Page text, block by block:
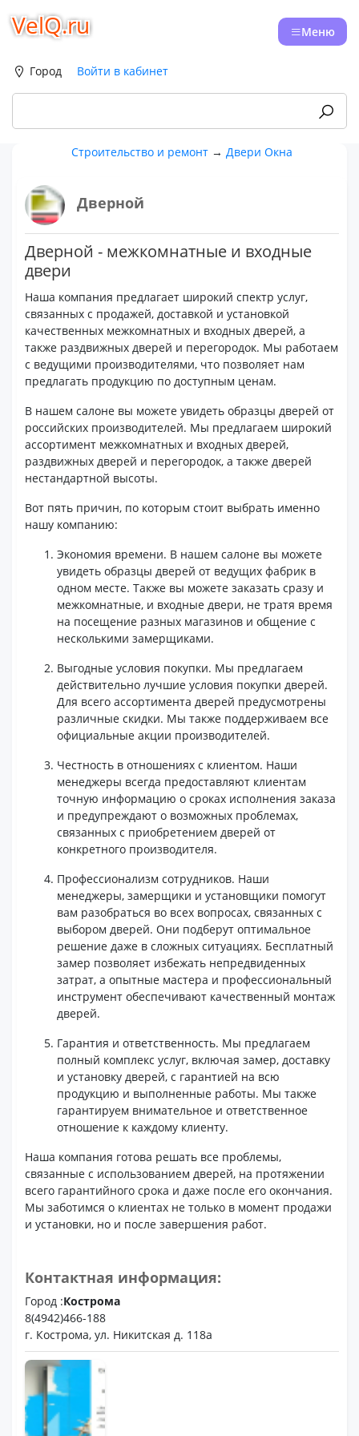
VelQ.ru Меню
Город Войти в кабинет
Строительство и ремонт →Двери Окна
Дверной
Дверной - межкомнатные и входные
двери
Наша компания предлагает широкий спектр услуг,
связанных с продажей, доставкой и установкой
качественных межкомнатных и входных дверей, а
также раздвижных дверей и перегородок. Мы работаем
с ведущими производителями, что позволяет нам
предлагать продукцию по доступным ценам.
В нашем салоне вы можете увидеть образцы дверей от
российских производителей. Мы предлагаем широкий
ассортимент межкомнатных и входных дверей,
раздвижных дверей и перегородок, а также дверей
нестандартной высоты.
Вот пять причин, по которым стоит выбрать именно
нашу компанию:
Экономия времени. В нашем салоне вы можете
увидеть образцы дверей от ведущих фабрик в
одном месте. Также вы можете заказать сразу и
межкомнатные, и входные двери, не тратя время
на посещение разных магазинов и общение с
несколькими замерщиками.
Выгодные условия покупки. Мы предлагаем
действительно лучшие условия покупки дверей.
Для всего ассортимента дверей предусмотрены
различные скидки. Мы также поддерживаем все
официальные акции производителей.
Честность в отношениях с клиентом. Наши
менеджеры всегда предоставляют клиентам
точную информацию о сроках исполнения заказа
и предупреждают о возможных проблемах,
связанных с приобретением дверей от
конкретного производителя.
Профессионализм сотрудников. Наши
менеджеры, замерщики и установщики помогут
вам разобраться во всех вопросах, связанных с
выбором дверей. Они подберут оптимальное
решение даже в сложных ситуациях. Бесплатный
замер позволяет избежать непредвиденных
затрат, а опытные мастера и профессиональный
инструмент обеспечивают качественный монтаж
дверей.
Гарантия и ответственность. Мы предлагаем
полный комплекс услуг, включая замер, доставку
и установку дверей, с гарантией на всю
продукцию и выполненные работы. Мы также
гарантируем внимательное и ответственное
отношение к каждому клиенту.
Наша компания готова решать все проблемы,
связанные с использованием дверей, на протяжении
всего гарантийного срока и даже после его окончания.
Мы заботимся о клиентах не только в момент продажи
и установки, но и после завершения работ.
Контактная информация:
Город :Кострома
8(4942)466-188
г. Кострома, ул. Никитская д. 118а